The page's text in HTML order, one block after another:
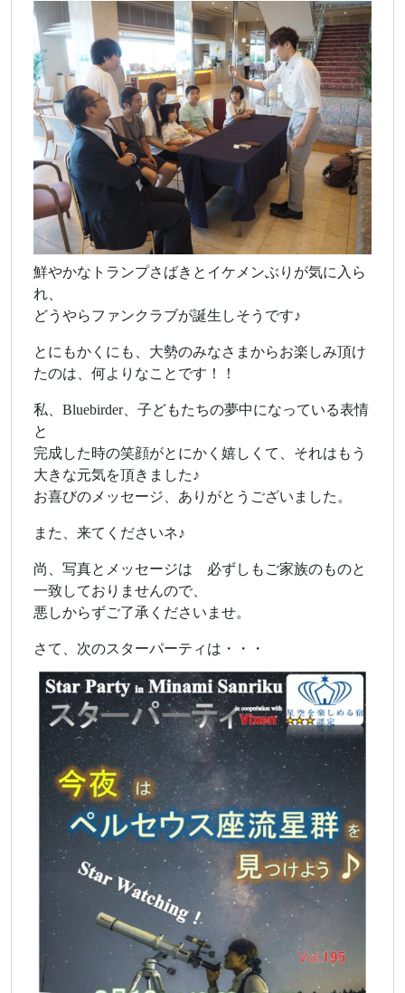
鮮やかなトランプさばきとイケメンぶりが気に入ら
れ、
どうやらファンクラブが誕生しそうです♪
とにもかくにも、大勢のみなさまからお楽しみ頂け
たのは、何よりなことです！！
私、Bluebirder、子どもたちの夢中になっている表情
と
完成した時の笑顔がとにかく嬉しくて、それはもう
大きな元気を頂きました♪
お喜びのメッセージ、ありがとうございました。
また、来てくださいネ♪
尚、写真とメッセージは 必ずしもご家族のものと
一致しておりませんので、
悪しからずご了承くださいませ。
さて、次のスターパーティは・・・